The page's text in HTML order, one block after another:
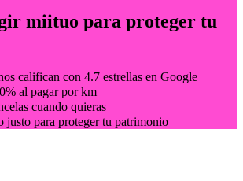
miituo para proteger tu
califican con 4.7 estrellas en Google
al pagar por km
cuando quieras
justo para proteger tu patrimonio